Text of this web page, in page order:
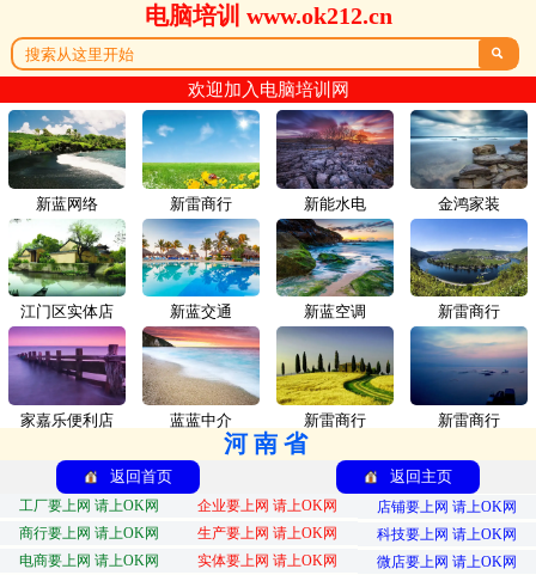
电脑培训 www.ok212.cn

欢迎加入电脑培训网
新蓝网络 新雷商行
江门区实体店 新蓝交通
家嘉乐便利店 蓝蓝中介
新能水电 金鸿家装
新蓝空调 新雷商行
新雷商行 新雷商行
河南省
返回首页 返回主页
工厂要上网 请上OK网 企业要上网 请上OK网
店铺要上网 请上OK网
商行要上网 请上OK网
生产要上网 请上OK网
科技要上网 请上OK网
电商要上网 请上OK网
实体要上网 请上OK网 微店要上网 请上OK网